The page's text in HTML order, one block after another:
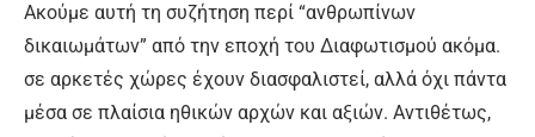
Ακούμε αυτή τη συζήτηση περί “ανθρωπίνων
δικαιωμάτων” από την εποχή του Διαφωτισμού ακόμα.
σε αρκετές χώρες έχουν διασφαλιστεί, αλλά όχι πάντα
μέσα σε πλαίσια ηθικών αρχών και αξιών. Αντιθέτως,